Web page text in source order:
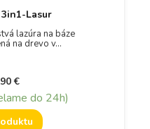
Lasur
lazúra na báze
na drevo v…
€
do 24h)